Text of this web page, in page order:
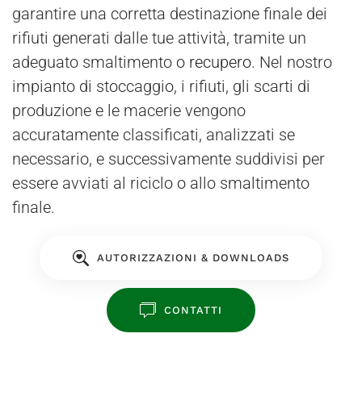
garantire una corretta destinazione finale dei
rifiuti generati dalle tue attività, tramite un
adeguato smaltimento o recupero. Nel nostro
impianto di stoccaggio, i rifiuti, gli scarti di
produzione e le macerie vengono
accuratamente classificati, analizzati se
necessario, e successivamente suddivisi per
essere avviati al riciclo o allo smaltimento
finale.
AUTORIZZAZIONI & DOWNLOADS
CONTATTI